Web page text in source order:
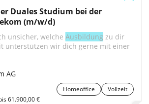
Duales Studium bei der
(m/w/d)
unsicher, welche Ausbildung zu dir
unterstützen wir dich gerne mit einer
AG
Homeoffice
Vollzeit
61.900,00 €